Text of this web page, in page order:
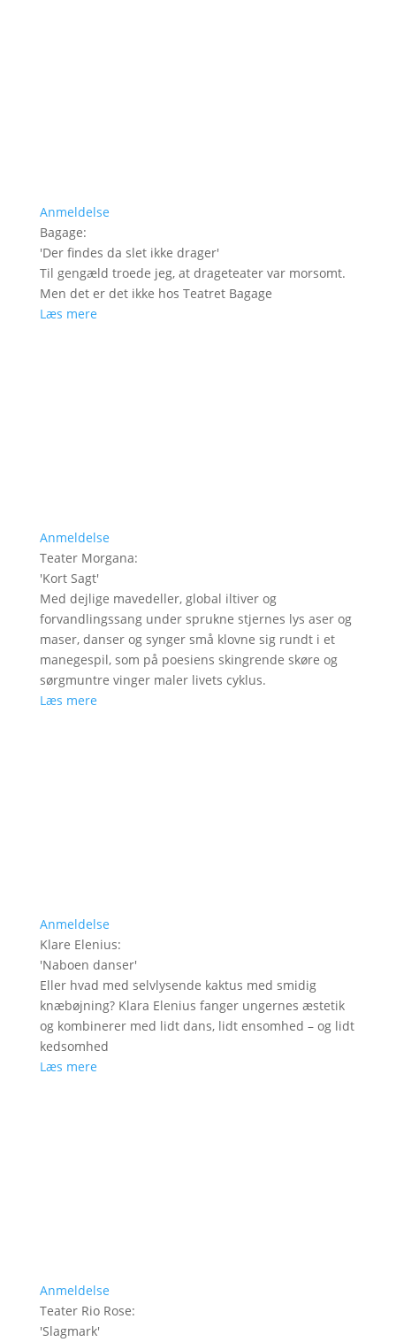
Anmeldelse
Bagage:
'Der findes da slet ikke drager'
Til gengæld troede jeg, at drageteater var morsomt.
Men det er det ikke hos Teatret Bagage
Læs mere
Anmeldelse
Teater Morgana:
'Kort Sagt'
Med dejlige mavedeller, global iltiver og
forvandlingssang under sprukne stjernes lys aser og
maser, danser og synger små klovne sig rundt i et
manegespil, som på poesiens skingrende skøre og
sørgmuntre vinger maler livets cyklus.
Læs mere
Anmeldelse
Klare Elenius:
'Naboen danser'
Eller hvad med selvlysende kaktus med smidig
knæbøjning? Klara Elenius fanger ungernes æstetik
og kombinerer med lidt dans, lidt ensomhed – og lidt
kedsomhed
Læs mere
Anmeldelse
Teater Rio Rose:
'Slagmark'